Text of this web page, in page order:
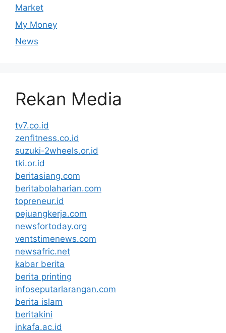
Market
My Money
News
Rekan Media
tv7.co.id
zenfitness.co.id
suzuki-2wheels.or.id
tki.or.id
beritasiang.com
beritabolaharian.com
topreneur.id
pejuangkerja.com
newsfortoday.org
ventstimenews.com
newsafric.net
kabar berita
berita printing
infoseputarlarangan.com
berita islam
beritakini
inkafa.ac.id